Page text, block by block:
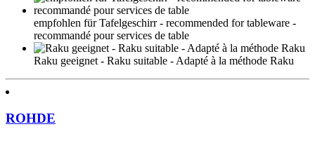
empfohlen für Tafelgeschirr - recommended for tableware -
recommandé pour services de table
Raku geeignet - Raku suitable - Adapté à la méthode Raku
ROHDE